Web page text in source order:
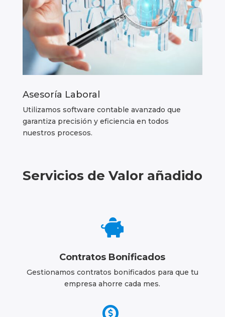
Asesoría Laboral
Utilizamos software contable avanzado que
garantiza precisión y eficiencia en todos
nuestros procesos.
Servicios de Valor añadido

Contratos Bonificados
Gestionamos contratos bonificados para que tu
empresa ahorre cada mes.